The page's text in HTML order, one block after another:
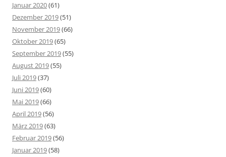
Januar 2020(61)
Dezember 2019(51)
November 2019(66)
Oktober 2019(65)
September 2019(55)
August 2019(55)
Juli 2019(37)
Juni 2019(60)
Mai 2019(66)
April 2019(56)
März 2019(63)
Februar 2019(56)
Januar 2019(58)